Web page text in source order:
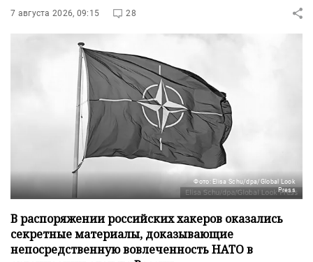
7 августа 2026, 09:15 28
Фото: Elisa Schu/dpa/Global Look
Press
В распоряжении российских хакеров оказались
секретные материалы, доказывающие
непосредственную вовлеченность НАТО в